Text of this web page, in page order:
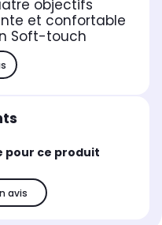
objectifs
et confortable
Soft-touch
pour ce produit
avis